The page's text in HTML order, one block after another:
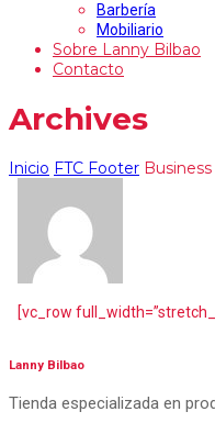
Barbería
Mobiliario
Sobre Lanny Bilbao
Contacto
Archives
Inicio FTC Footer Business
[vc_row
Lanny Bilbao
Tienda especializada en